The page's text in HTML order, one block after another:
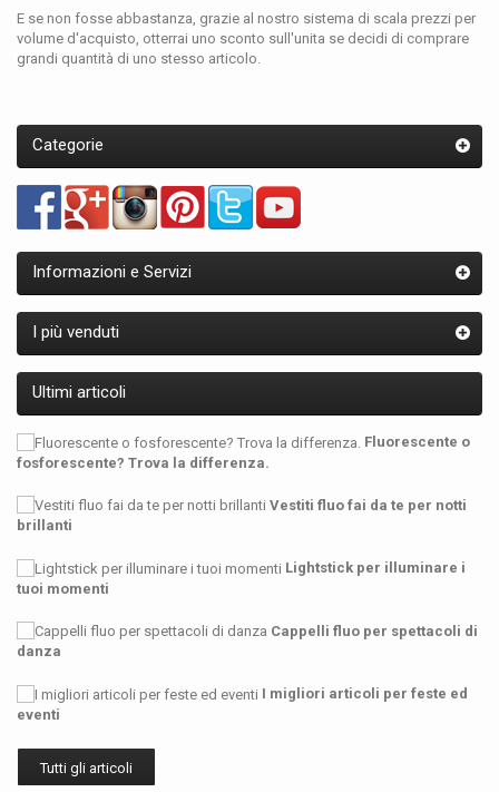
E se non fosse abbastanza, grazie al nostro sistema di scala prezzi per
volume d'acquisto, otterrai uno sconto sull'unita se decidi di comprare
grandi quantità di uno stesso articolo.
Categorie
Informazioni e Servizi
I più venduti
Ultimi articoli
Fluorescente o
fosforescente? Trova la differenza.
Vestiti fluo fai da te per notti
brillanti
Lightstick per illuminare i
tuoi momenti
Cappelli fluo per spettacoli di
danza
I migliori articoli per feste ed
eventi
Tutti gli articoli